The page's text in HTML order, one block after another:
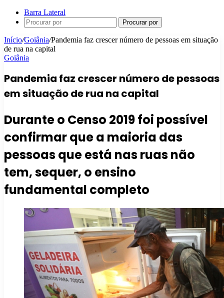
Barra Lateral
Procurar por
Início/Goiânia/Pandemia faz crescer número de pessoas em situação
de rua na capital
Goiânia
Pandemia faz crescer número de pessoas
em situação de rua na capital
Durante o Censo 2019 foi possível
confirmar que a maioria das
pessoas que está nas ruas não
tem, sequer, o ensino
fundamental completo